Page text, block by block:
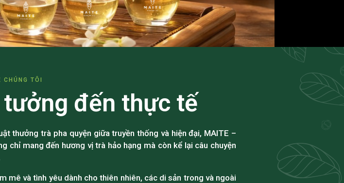
CHÚNG TÔI
đến thực tế
thưởng trà pha quyện giữa truyền thống và hiện đại, MAITE –
chỉ mang đến hương vị trà hảo hạng mà còn kể lại câu chuyện
mê và tình yêu dành cho thiên nhiên, các di sản trong và ngoài